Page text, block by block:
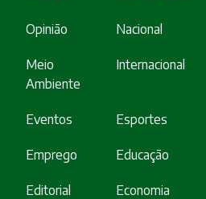
Opinião Nacional
Meio
Ambiente
Internacional
Eventos Esportes
Emprego Educação
Editorial Economia